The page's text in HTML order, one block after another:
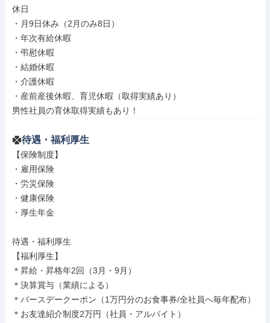
休日
・月9日休み（2月のみ8日）
・年次有給休暇
・弔慰休暇
・結婚休暇
・介護休暇
・産前産後休暇、育児休暇（取得実績あり）
男性社員の育休取得実績もあり！
待遇・福利厚生
【保険制度】
・雇用保険
・労災保険
・健康保険
・厚生年金
待遇・福利厚生
【福利厚生】
＊昇給・昇格年2回（3月・9月）
＊決算賞与（業績による）
＊バースデークーポン（1万円分のお食事券/全社員へ毎年配布）
＊お友達紹介制度2万円（社員・アルバイト）